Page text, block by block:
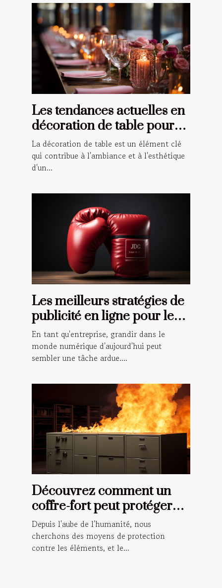
Les tendances actuelles en
décoration de table pour
les événements spéciaux
La décoration de table est un élément clé
qui contribue à l'ambiance et à l'esthétique
d'un...
Les meilleurs stratégies de
publicité en ligne pour les
petites entreprises
En tant qu'entreprise, grandir dans le
monde numérique d'aujourd'hui peut
sembler une tâche ardue....
Découvrez comment un
coffre-fort peut protéger
vos documents importants
en cas d'incendie
Depuis l'aube de l'humanité, nous
cherchons des moyens de protection
contre les éléments, et le...